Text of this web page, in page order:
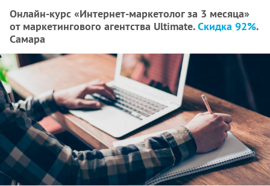
Онлайн-курс «Интернет-маркетолог за 3 месяца»
от маркетингового агентства Ultimate.Скидка 92%.
Самара